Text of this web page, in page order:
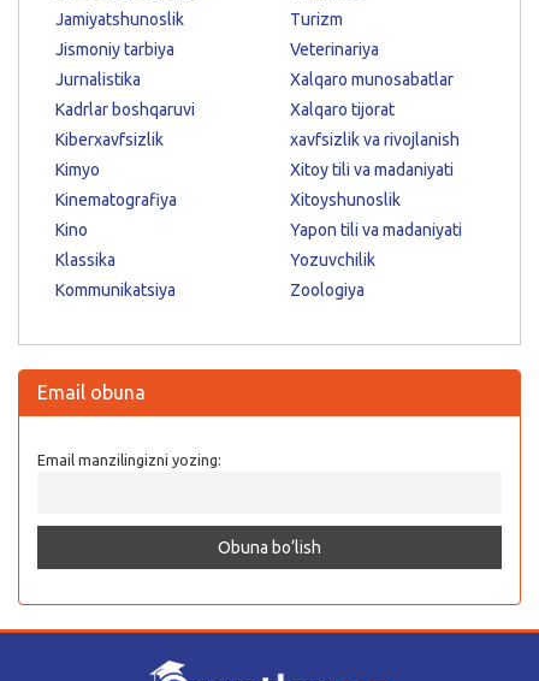
Jamiyatshunoslik
Jismoniy tarbiya
Jurnalistika
Kadrlar boshqaruvi
Kiberxavfsizlik
Kimyo
Kinematografiya
Kino
Klassika
Kommunikatsiya
Turizm
Veterinariya
Xalqaro munosabatlar
Xalqaro tijorat
xavfsizlik va rivojlanish
Xitoy tili va madaniyati
Xitoyshunoslik
Yapon tili va madaniyati
Yozuvchilik
Zoologiya
Email obuna
Email manzilingizni yozing: